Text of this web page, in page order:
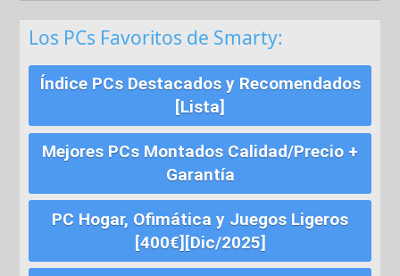
Los PCs Favoritos de Smarty:
Índice PCs Destacados y Recomendados
[Lista]
Mejores PCs Montados Calidad/Precio +
Garantía
PC Hogar, Ofimática y Juegos Ligeros
[400€][Dic/2025]